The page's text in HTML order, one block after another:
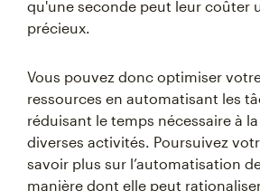
qu'une seconde peut leur coûter
précieux.
Vous pouvez donc optimiser
ressources en automatisant les
réduisant le temps nécessaire à
diverses activités. Poursuivez
savoir plus sur l’automatisation
manière dont elle peut